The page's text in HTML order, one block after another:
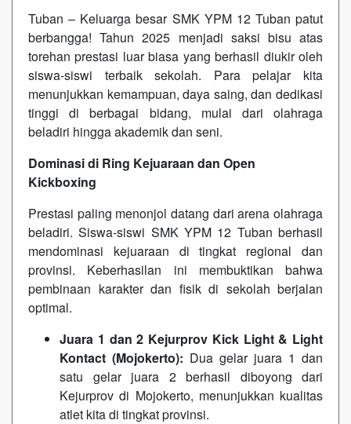
Tuban – Keluarga besar SMK YPM 12 Tuban patut
berbangga! Tahun 2025 menjadi saksi bisu atas
torehan prestasi luar biasa yang berhasil diukir oleh
siswa-siswi terbaik sekolah. Para pelajar kita
menunjukkan kemampuan, daya saing, dan dedikasi
tinggi di berbagai bidang, mulai dari olahraga
beladiri hingga akademik dan seni.
Dominasi di Ring Kejuaraan dan Open
Kickboxing
Prestasi paling menonjol datang dari arena olahraga
beladiri. Siswa-siswi SMK YPM 12 Tuban berhasil
mendominasi kejuaraan di tingkat regional dan
provinsi. Keberhasilan ini membuktikan bahwa
pembinaan karakter dan fisik di sekolah berjalan
optimal.
Juara 1 dan 2 Kejurprov Kick Light & Light
Kontact (Mojokerto): Dua gelar juara 1 dan
satu gelar juara 2 berhasil diboyong dari
Kejurprov di Mojokerto, menunjukkan kualitas
atlet kita di tingkat provinsi.